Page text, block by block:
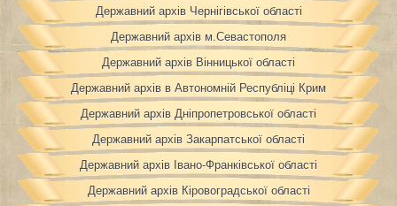
Державний архів Чернігівської області
Державний архів м.Севастополя
Державний архів Вінницької області
Державний архів в Автономній Республіці Крим
Державний архів Дніпропетровської області
Державний архів Закарпатської області
Державний архів Івано-Франківської області
Державний архів Кіровоградської області